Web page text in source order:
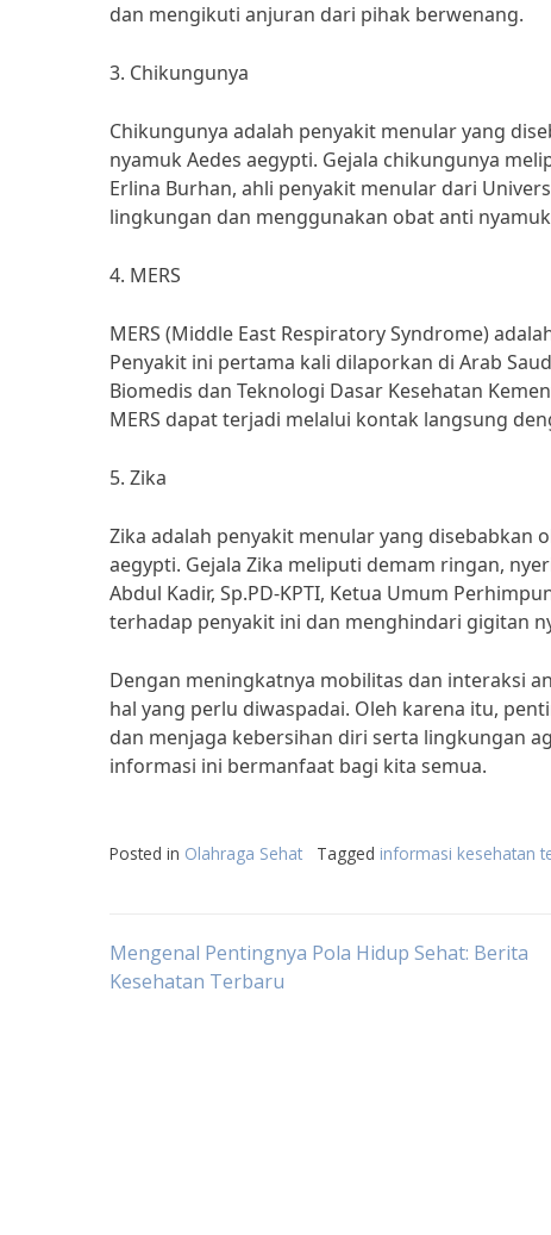
dan mengikuti anjuran dari pihak berwenang.
3. Chikungunya
Chikungunya adalah penyakit menular yang
nyamuk Aedes aegypti. Gejala chikungunya
Erlina Burhan, ahli penyakit menular dari
lingkungan dan menggunakan obat anti
4. MERS
MERS (Middle East Respiratory Syndrome)
Penyakit ini pertama kali dilaporkan di Arab
Biomedis dan Teknologi Dasar Kesehatan
MERS dapat terjadi melalui kontak langsung
5. Zika
Zika adalah penyakit menular yang disebabkan
aegypti. Gejala Zika meliputi demam ringan,
Abdul Kadir, Sp.PD-KPTI, Ketua Umum
terhadap penyakit ini dan menghindari gigitan
Dengan meningkatnya mobilitas dan interaksi
hal yang perlu diwaspadai. Oleh karena itu,
dan menjaga kebersihan diri serta lingkungan
informasi ini bermanfaat bagi kita semua.
Posted in Olahraga Sehat Tagged informasi kesehatan
Post
Mengenal Pentingnya Pola Hidup Sehat: Berita
Kesehatan Terbaru